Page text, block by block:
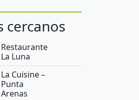
cercanos
Restaurante
La Luna
La Cuisine –
Punta
Arenas